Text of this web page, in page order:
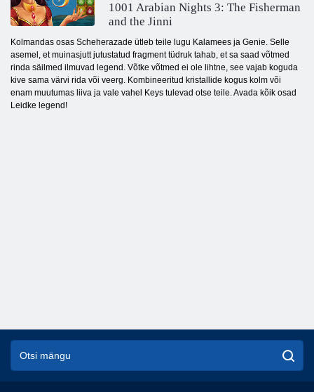
1001 Arabian Nights 3: The Fisherman
and the Jinni
Kolmandas osas Scheherazade ütleb teile lugu Kalamees ja Genie. Selle
asemel, et muinasjutt jutustatud fragment tüdruk tahab, et sa saad võtmed
rinda säilmed ilmuvad legend. Võtke võtmed ei ole lihtne, see vajab koguda
kive sama värvi rida või veerg. Kombineeritud kristallide kogus kolm või
enam muutumas liiva ja vale vahel Keys tulevad otse teile. Avada kõik osad
Leidke legend!